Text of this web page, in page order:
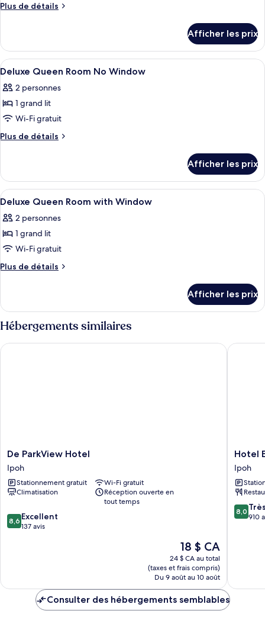
chambre :
Chambre
Plus de détails
Plus
Chambre
Afficher les prix
Afficher
toutes
les
photos
pour
ce
chambre :
Deluxe
Queen
Room
No
Window
Un lit bien fait, avec du linge de lit
4
Deluxe Queen Room No Window
2 personnes
1 grand lit
Wi-Fi gratuit
Plus de détails
Plus
Deluxe
Queen
Room
Window
Afficher les prix
Afficher
toutes
les
photos
pour
ce
chambre :
Deluxe
Queen
Room
Couette en duvet, bureau, système
2
Deluxe Queen Room with Window
2 personnes
1 grand lit
Wi-Fi gratuit
Plus de détails
Plus
Deluxe
Queen
Room
with
Window
Afficher les prix
Hébergements similaires
De
ParkView
Hotel
Ipoh
De ParkView Hotel
Ipoh
Stationnement gratuit
Wi-Fi gratuit
Climatisation
Réception ouverte en
tout temps
8.6
sur
8,6 Excellent
137 avis
Le
prix
est
de
18 $ CA
18 $ CA
24 $ CA au total
(taxes et frais compris)
Du 9 août au 10 août
De ParkView Hotel
Hotel
Ipoh
Hotel
Ipoh
8.0
sur
8,0
910
Hotel
Consulter des hébergements semblables